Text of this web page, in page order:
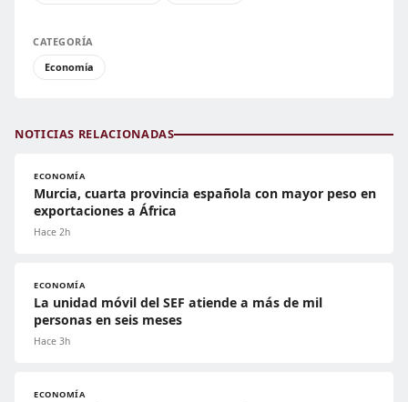
CATEGORÍA
Economía
NOTICIAS RELACIONADAS
ECONOMÍA
Murcia, cuarta provincia española con mayor peso en
exportaciones a África
Hace 2h
ECONOMÍA
La unidad móvil del SEF atiende a más de mil
personas en seis meses
Hace 3h
ECONOMÍA